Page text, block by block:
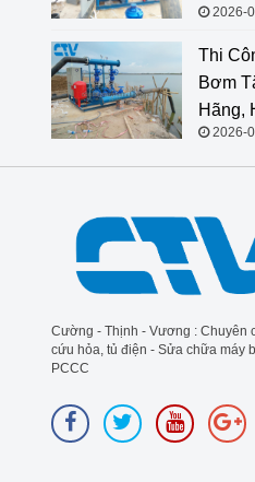
2026-
Thi
Bơm
Hãng,
2026-
Cường - Thịnh - Vương : Chuyên
cứu hỏa, tủ điện - Sửa chữa máy
PCCC